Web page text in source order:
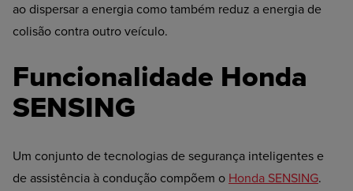
ao dispersar a energia como também reduz a energia de
colisão contra outro veículo.
Funcionalidade Honda
SENSING
Um conjunto de tecnologias de segurança inteligentes e
de assistência à condução compõem o Honda SENSING.